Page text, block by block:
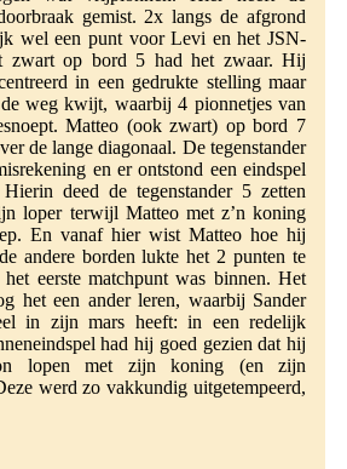
gemist. 2x langs de afgrond
wel een punt voor Levi en het JSN-
zwart op bord 5 had het zwaar. Hij
in een gedrukte stelling maar
weg kwijt, waarbij 4 pionnetjes van
Matteo (ook zwart) op bord 7
de lange diagonaal. De tegenstander
en er ontstond een eindspel
deed de tegenstander 5 zetten
loper terwijl Matteo met z’n koning
En vanaf hier wist Matteo hoe hij
andere borden lukte het 2 punten te
eerste matchpunt was binnen. Het
het een ander leren, waarbij Sander
in zijn mars heeft: in een redelijk
had hij goed gezien dat hij
lopen met zijn koning (en zijn
werd zo vakkundig uitgetempeerd,